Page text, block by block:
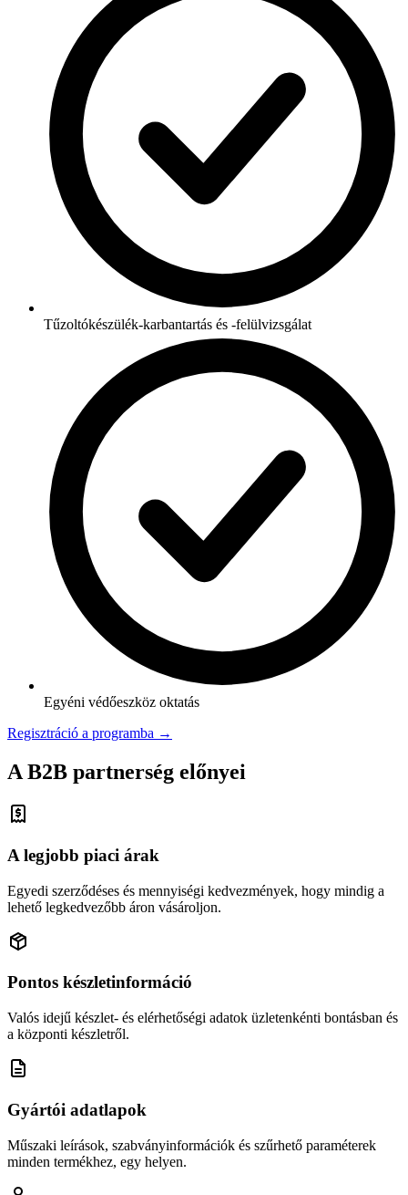
Tűzoltókészülék-karbantartás és -felülvizsgálat
Egyéni védőeszköz oktatás
Regisztráció a programba →
A B2B partnerség előnyei
A legjobb piaci árak
Egyedi szerződéses és mennyiségi kedvezmények, hogy mindig a
lehető legkedvezőbb áron vásároljon.
Pontos készletinformáció
Valós idejű készlet- és elérhetőségi adatok üzletenkénti bontásban és
a központi készletről.
Gyártói adatlapok
Műszaki leírások, szabványinformációk és szűrhető paraméterek
minden termékhez, egy helyen.